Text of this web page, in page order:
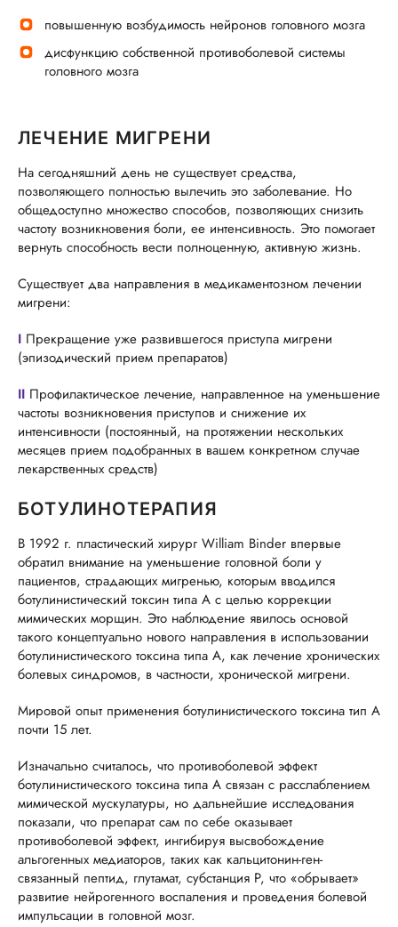
повышенную возбудимость нейронов головного мозга
дисфункцию собственной противоболевой системы
головного мозга
ЛЕЧЕНИЕ МИГРЕНИ
На сегодняшний день не существует средства,
позволяющего полностью вылечить это заболевание. Но
общедоступно множество способов, позволяющих снизить
частоту возникновения боли, ее интенсивность. Это помогает
вернуть способность вести полноценную, активную жизнь.
Существует два направления в медикаментозном лечении
мигрени:
I Прекращение уже развившегося приступа мигрени
(эпизодический прием препаратов)
II Профилактическое лечение, направленное на уменьшение
частоты возникновения приступов и снижение их
интенсивности (постоянный, на протяжении нескольких
месяцев прием подобранных в вашем конкретном случае
лекарственных средств)
БОТУЛИНОТЕРАПИЯ
В 1992 г. пластический хирург William Вindеr впервые
обратил внимание на уменьшение головной боли у
пациентов, страдающих мигренью, которым вводился
ботулинистический токсин типа А с целью коррекции
мимических морщин. Это наблюдение явилось основой
такого концептуально нового направления в использовании
ботулинистического токсина типа А, как лечение хронических
болевых синдромов, в частности, хронической мигрени.
Мировой опыт применения ботулинистического токсина тип А
почти 15 лет.
Изначально считалось, что противоболевой эффект
ботулинистического токсина типа А связан с расслаблением
мимической мускулатуры, но дальнейшие исследования
показали, что препарат сам по себе оказывает
противоболевой эффект, ингибируя высвобождение
альгогенных медиаторов, таких как кальцитонин-ген-
связанный пептид, глутамат, субстанция Р, что «обрывает»
развитие нейрогенного воспаления и проведения болевой
импульсации в головной мозг.